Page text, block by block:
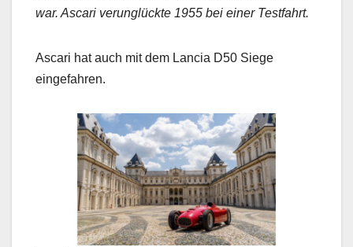
war. Ascari verunglückte 1955 bei einer Testfahrt.
Ascari hat auch mit dem Lancia D50 Siege
eingefahren.